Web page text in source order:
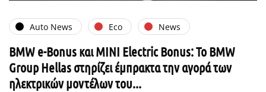
Auto News Eco News
BMW e-Bonus και MINI Electric Bonus: Το BMW
Group Hellas στηρίζει έμπρακτα την αγορά των
ηλεκτρικών μοντέλων του...